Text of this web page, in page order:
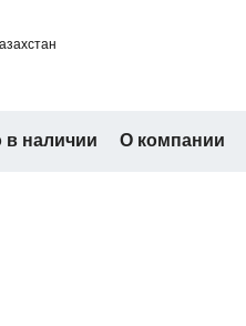
в наличии О компании